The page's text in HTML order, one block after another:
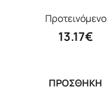
Προτεινόμενο
13.17€
ΠΡΟΣΘΗΚΗ